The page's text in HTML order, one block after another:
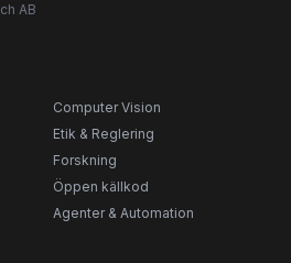
AB
Computer Vision
Etik & Reglering
Forskning
Öppen källkod
Agenter & Automation